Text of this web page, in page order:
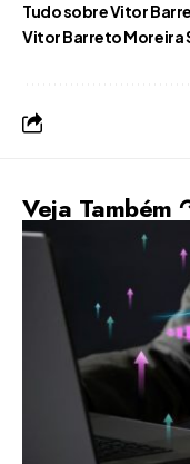
Tudo sobre Vitor
Vitor Barreto Moreira
Veja Também